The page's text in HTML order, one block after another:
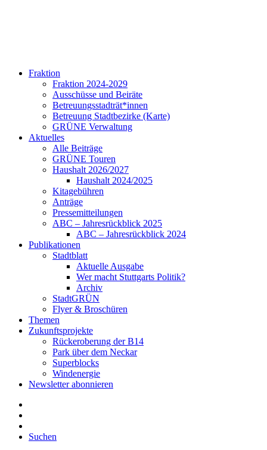
Fraktion
Fraktion 2024-2029
Ausschüsse und Beiräte
Betreuungsstadträt*innen
Betreuung Stadtbezirke (Karte)
GRÜNE Verwaltung
Aktuelles
Alle Beiträge
GRÜNE Touren
Haushalt 2026/2027
Haushalt 2024/2025
Kitagebühren
Anträge
Pressemitteilungen
ABC – Jahresrückblick 2025
ABC – Jahresrückblick 2024
Publikationen
Stadtblatt
Aktuelle Ausgabe
Wer macht Stuttgarts Politik?
Archiv
StadtGRÜN
Flyer & Broschüren
Themen
Zukunftsprojekte
Rückeroberung der B14
Park über dem Neckar
Superblocks
Windenergie
Newsletter abonnieren
Suchen